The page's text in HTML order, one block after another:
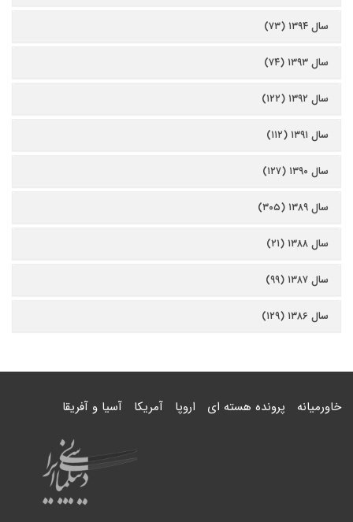
سال ۱۳۹۴ (۷۳)
سال ۱۳۹۳ (۷۴)
سال ۱۳۹۲ (۱۲۲)
سال ۱۳۹۱ (۱۱۲)
سال ۱۳۹۰ (۱۲۷)
سال ۱۳۸۹ (۳۰۵)
سال ۱۳۸۸ (۲۱)
سال ۱۳۸۷ (۹۹)
سال ۱۳۸۶ (۱۲۹)
خاورمیانه پرونده هسته ای اروپا آمریکا آسیا و آفریقا